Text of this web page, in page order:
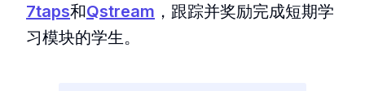
7taps和Qstream ，跟踪并奖励完成短期学
习模块的学生。